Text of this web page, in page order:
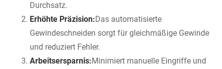
Durchsatz.
Erhöhte Präzision:Das automatisierte
Gewindeschneiden sorgt für gleichmäßige Gewinde
und reduziert Fehler.
Arbeitsersparnis:Minimiert manuelle Eingriffe und